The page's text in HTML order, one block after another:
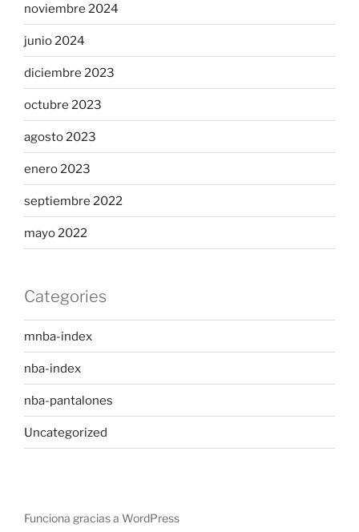
noviembre 2024
junio 2024
diciembre 2023
octubre 2023
agosto 2023
enero 2023
septiembre 2022
mayo 2022
Categories
mnba-index
nba-index
nba-pantalones
Uncategorized
Funciona gracias a WordPress